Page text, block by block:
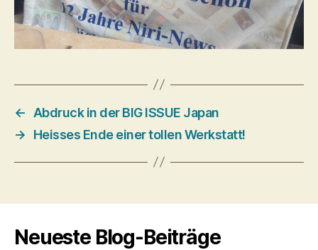
←
Abdruck in der BIG ISSUE Japan
→
Heisses Ende einer tollen Werkstatt!
Neueste Blog-Beiträge